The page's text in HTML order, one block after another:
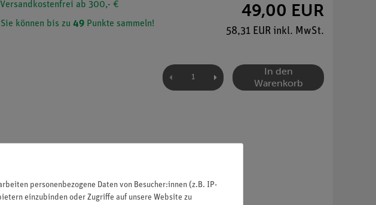
Versandkostenfrei ab 300,- €
Sie können bis zu 49 Punkte sammeln!
49,00 EUR
58,31 EUR inkl. MwSt.
In den
Warenkorb
personenbezogene Daten von Besucher:innen (z.B. IP-
einzubinden oder Zugriffe auf unsere Website zu